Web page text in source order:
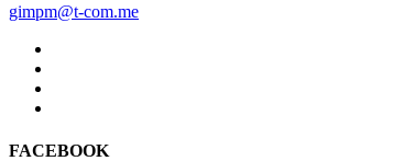
gimpm@t-com.me
FACEBOOK